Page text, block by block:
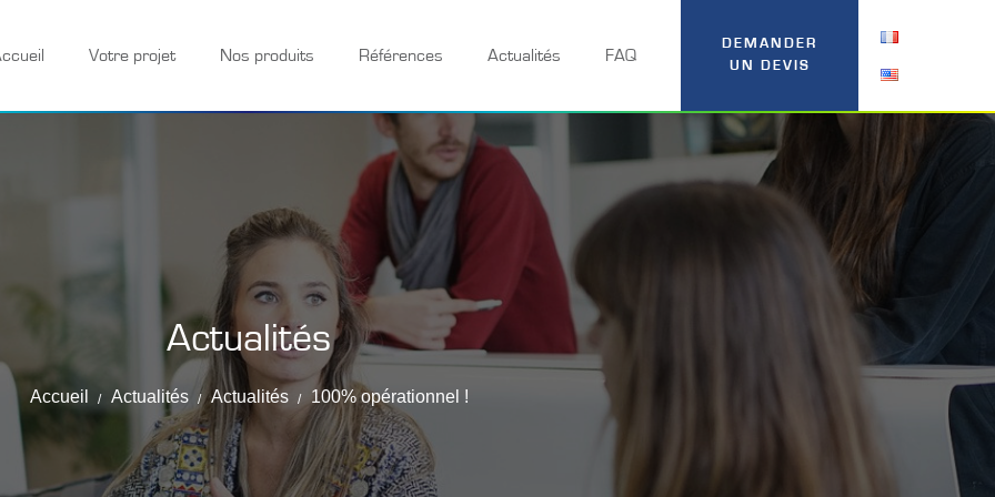
Votre projet Nos produits Références Actualités FAQ
DEMANDER
UN DEVIS
Actualités
Accueil Actualités Actualités 100% opérationnel !